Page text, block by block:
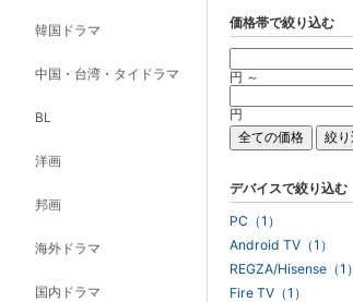
韓国ドラマ
中国・台湾・タイドラマ
BL
洋画
邦画
海外ドラマ
国内ドラマ
価格帯で絞り込む
円 ～
円
デバイスで絞り込む
PC（1）
Android TV（1）
REGZA/Hisense（1）
Fire TV（1）